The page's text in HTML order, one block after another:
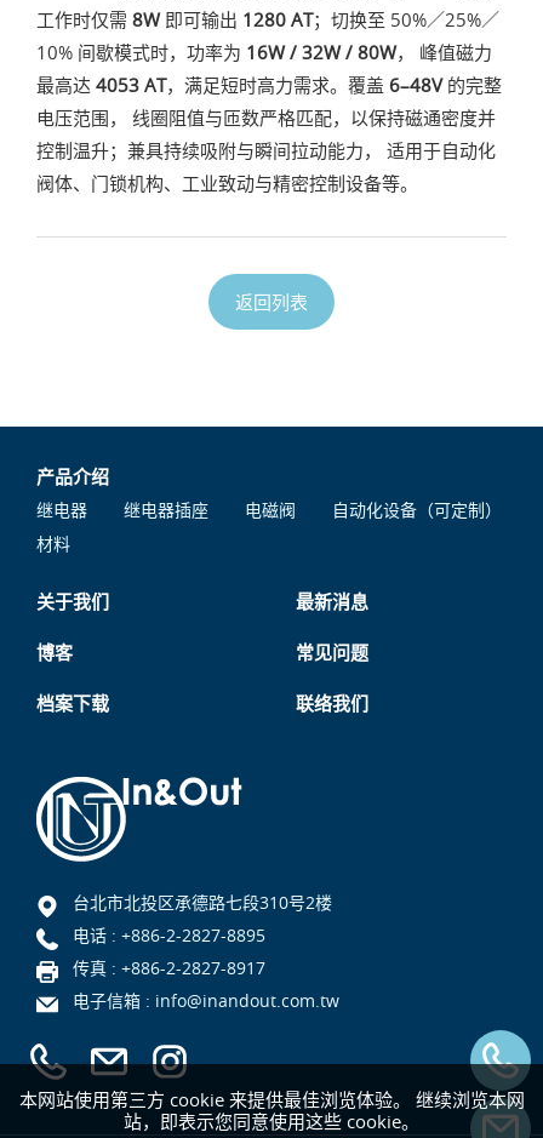
工作时仅需 8W即可输出 1280 AT；切换至 50%／25%／
10% 间歇模式时，功率为 16W / 32W / 80W， 峰值磁力
最高达 4053 AT，满足短时高力需求。覆盖 6–48V的完整
电压范围， 线圈阻值与匝数严格匹配，以保持磁通密度并
控制温升；兼具持续吸附与瞬间拉动能力， 适用于自动化
阀体、门锁机构、工业致动与精密控制设备等。
返回列表
本网站使用第三方 cookie 来提供最佳浏览体验。 继续浏览本网
站，即表示您同意使用这些 cookie。
产品介绍
继电器 继电器插座 电磁阀
自动化设备（可定制）
材料
关于我们 最新消息
博客 常见问题
档案下载 联络我们
台北市北投区承德路七段310号2楼
电话 : +886-2-2827-8895
传真 : +886-2-2827-8917
电子信箱 : info@inandout.com.tw